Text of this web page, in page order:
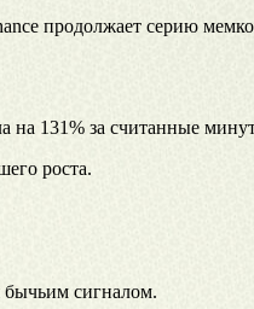
продолжает серию
на 131% за считанные
роста.
бычьим сигналом.